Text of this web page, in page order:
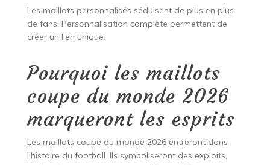
Les maillots personnalisés séduisent de plus en plus
de fans. Personnalisation complète permettent de
créer un lien unique.
Pourquoi les maillots
coupe du monde 2026
marqueront les esprits
Les maillots coupe du monde 2026 entreront dans
l’histoire du football. Ils symboliseront des exploits,